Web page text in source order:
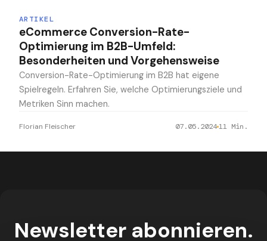
ARTIKEL
eCommerce Conversion-Rate-
Optimierung im B2B-Umfeld:
Besonderheiten und Vorgehensweise
Conversion-Rate-Optimierung im B2B hat eigene
Spielregeln. Erfahren Sie, welche Optimierungsziele und
Metriken Sinn machen.
Florian Fleischer 07.05.202411 Min.
Newsletter abonnieren.